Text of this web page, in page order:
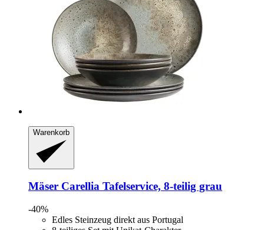
Warenkorb
Mäser Carellia Tafelservice, 8-​teilig grau
-40%
Edles Steinzeug direkt aus Portugal